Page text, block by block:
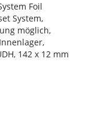
Foil
System,
möglich,
142 x 12 mm